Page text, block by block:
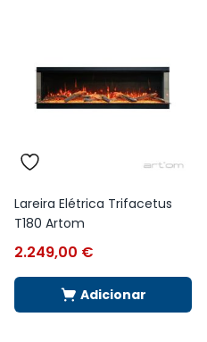
Lareira Elétrica Trifacetus
T180 Artom
2.249,00 €
Adicionar